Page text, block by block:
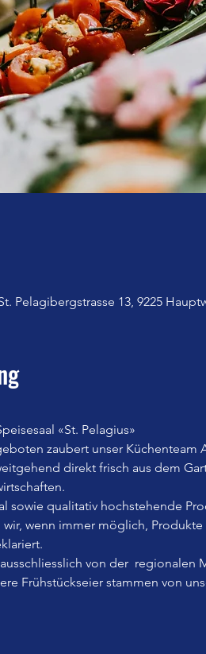
Pelagibergstrasse 13, 9225
«St. Pelagius»
zaubert unser Küchenteam
direkt frisch aus dem
sowie qualitativ hochstehende
wenn immer möglich,
von der  regionalen
Frühstückseier stammen von